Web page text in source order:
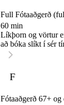
Full Fótaaðgerð
60 min
Líkþorn og vörtur
að bóka slíkt í sér
F
Fótaaðgerð 67+